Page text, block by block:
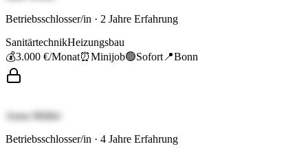
Betriebsschlosser/in · 2 Jahre Erfahrung
SanitärtechnikHeizungsbau
💰3.000 €/Monat⏰Minijob🟢Sofort 📍Bonn
Anna Müller
Betriebsschlosser/in · 4 Jahre Erfahrung